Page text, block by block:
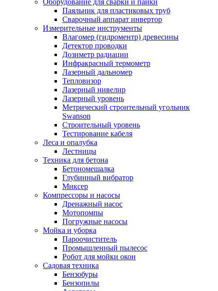
Оборудование для сварки и пайки
Паяльник для пластиковых труб
Сварочный аппарат инвертор
Измерительные инструменты
Влагомер (гидроментр) древесины
Детектор проводки
Дозиметр радиации
Инфракрасный термометр
Лазерный дальномер
Тепловизор
Лазерный нивелир
Лазерный уровень
Метрический строительный угольник
Swanson
Строительный уровень
Тестирование кабеля
Леса и опалубка
Лестницы
Техника для бетона
Бетономешалка
Глубинный вибратор
Миксер
Компрессоры и насосы
Дренажный насос
Мотопомпы
Погружные насосы
Мойка и уборка
Пароочиститель
Промышленный пылесос
Робот для мойки окон
Садовая техника
Бензобуры
Бензопилы